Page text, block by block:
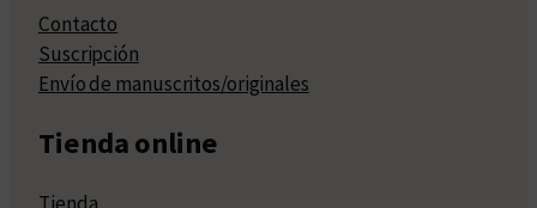
Contacto
Suscripción
Envío de manuscritos/originales
Tienda online
Tienda